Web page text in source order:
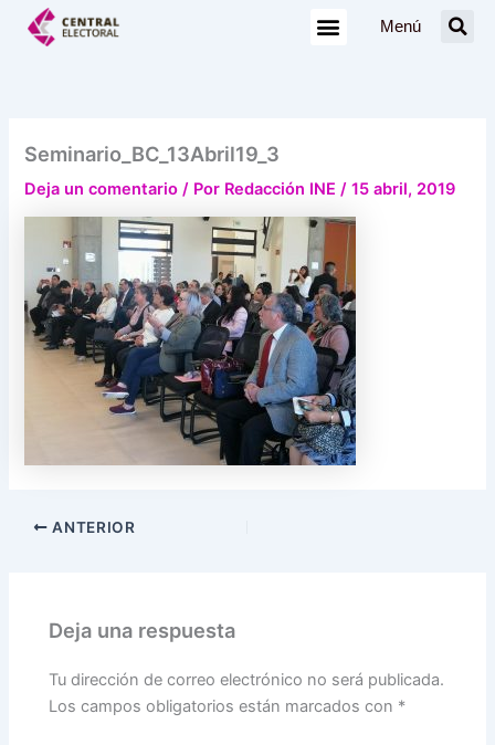
Menú
Seminario_BC_13Abril19_3
Deja un comentario / Por Redacción INE/15 abril, 2019
ANTERIOR
Deja una respuesta
Tu dirección de correo electrónico no será publicada.
Los campos obligatorios están marcados con *